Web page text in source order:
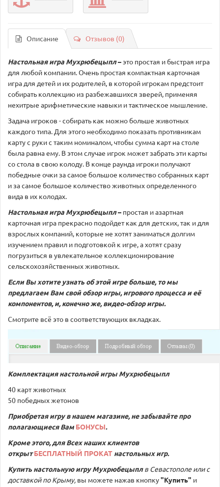
Описание Отзывов (0)
Настольная игра Мухрюбецыпл–это простая и быстрая игра
для любой компании. Очень простая компактная карточная
игра для детей и их родителей, в которой игрокам предстоит
собирать коллекцию из разбежавшихся зверей, применяя
нехитрые арифметические навыки и тактическое мышление.
Задача игроков - собирать как можно больше животных
каждого типа. Для этого необходимо показать противникам
карту с руки с таким номиналом, чтобы сумма карт на столе
была равна ему. В этом случае игрок может забрать эти карты
со стола в свою колоду. В конце раунда игроки получают
победные очки за самое большое количество собранных карт
и за самое большое количество животных определенного
вида в их колодах.
Настольная игра Мухрюбецыпл– простая и азартная
карточная игра прекрасно подойдет как для детских, так и для
взрослых компаний, которые не хотят заниматься долгим
изучением правил и подготовкой к игре, а хотят сразу
погрузиться в увлекательное коллекционирование
сельскохозяйственных животных.
Если Вы хотите узнать об этой игре больше, то мы
предлагаем Вам свой обзор игры, игрового процесса и её
компонентов, и, конечно же, видео-обзор игры.
Смотрите всё это в соответствующих вкладках.
Комплектация настольной игры Мухрюбецыпл
40 карт животных
50 победных жетонов
Приобретая игру в нашем магазине, не забывайте про
полагающиеся Вам БОНУСЫ.
Кроме этого, для Всех наших клиентов
открыт БЕСПЛАТНЫЙ ПРОКАТ настольных игр.
Купить настольную игру Мухрюбецыпл в Севастополе или с
доставкой по Крыму, вы можете нажав кнопку"Купить" и